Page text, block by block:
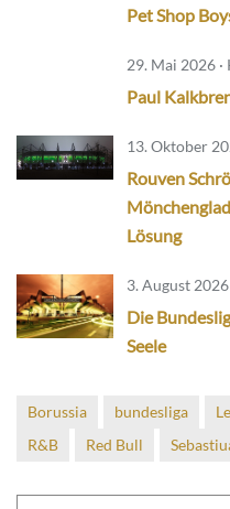
Pet Shop
29. Mai 2026
Paul
13. Oktober
Rouven
Lösung
3. August
Die
Seele
Borussia bundesliga
R&B
Red Bull